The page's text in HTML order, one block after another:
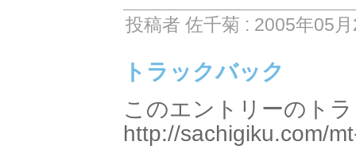
投稿者 佐千菊 : 2005年05
トラックバック
このエントリーのト
http://sachigiku.com/